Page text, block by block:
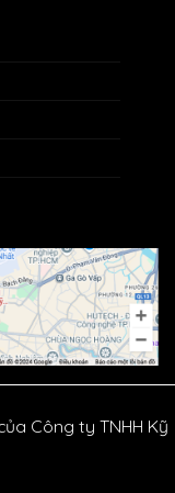
Công ty TNHH Kỹ